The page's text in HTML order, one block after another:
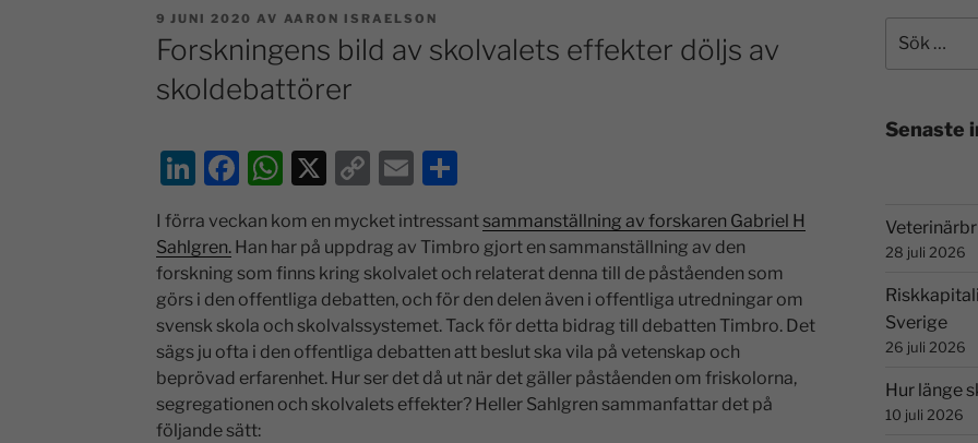
9 JUNI 2020 AV AARON ISRAELSON
Forskningens bild av skolvalets effekter döljs av
skoldebattörer
Li
k
e
dI
n
F
a
c
e
b
o
o
k
W
at
s
A
p
p
X
C
o
p
y
Li
n
k
E
ai
l
D
a
I förra veckan kom en mycket intressantsammanställning av forskaren Gabriel H
Sahlgren.Han har på uppdrag av Timbro gjort en sammanställning av den
forskning som finns kring skolvalet och relaterat denna till de påståenden som
görs i den offentliga debatten, och för den delen även i offentliga utredningar om
svensk skola och skolvalssystemet. Tack för detta bidrag till debatten Timbro. Det
sägs ju ofta i den offentliga debatten att beslut ska vila på vetenskap och
beprövad erfarenhet. Hur ser det då ut när det gäller påståenden om friskolorna,
segregationen och skolvalets effekter? Heller Sahlgren sammanfattar det på
följande sätt:
Senaste
28 juli 2026
Sverige
26 juli 2026
Hur länge
10 juli 2026